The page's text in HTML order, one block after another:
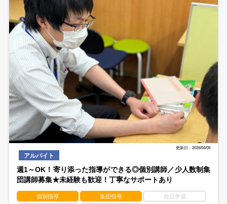
更新日：2026/04/09
アルバイト
週1～OK！寄り添った指導ができる◎個別講師／少人数制集
団講師募集★未経験も歓迎！丁寧なサポートあり
個別指導 集団指導 自立学習